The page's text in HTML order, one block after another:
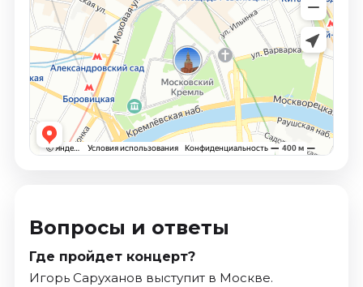
Вопросы и ответы
Где пройдет концерт?
Игорь Саруханов выступит в Москве.